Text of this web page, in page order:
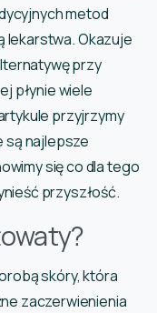
metod
lekarstwa. Okazuje
przy
płynie wiele
przyjrzymy
są najlepsze
się co dla tego
przyszłość.
skóry, która
zaczerwienienia